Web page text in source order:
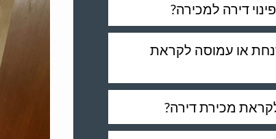
דירה למכירה?
או עמוסה לקראת
לקראת מכירת דירה?